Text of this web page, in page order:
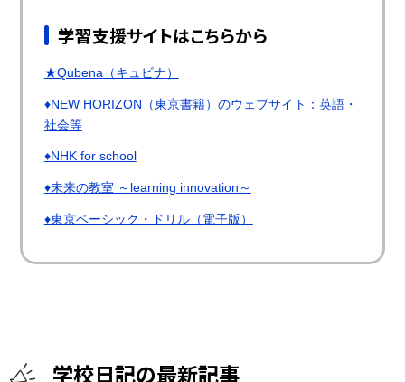
学習支援サイトはこちらから
★Qubena（キュビナ）
♦NEW HORIZON（東京書籍）のウェブサイト：英語・
社会等
♦NHK for school
♦未来の教室 ～learning innovation～
♦東京ベーシック・ドリル（電子版）
学校日記の最新記事